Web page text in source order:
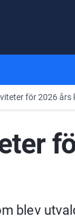
för 2026 års
blev